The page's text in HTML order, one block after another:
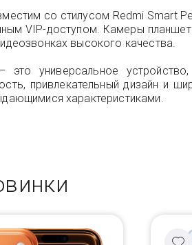
со стилусом Redmi Smart
VIP-доступом. Камеры
высокого качества.
универсальное
привлекательный дизайн и
характеристиками.